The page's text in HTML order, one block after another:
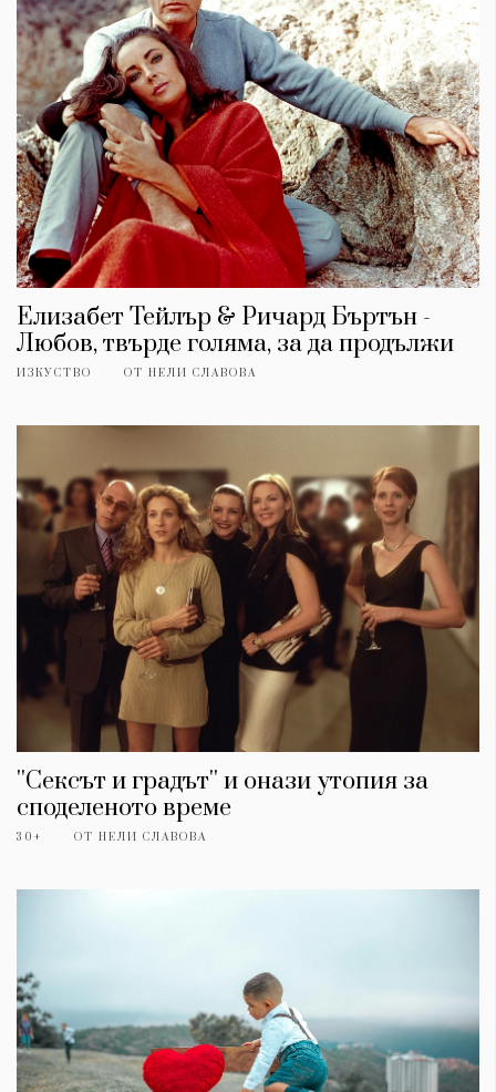
Елизабет Тейлър & Ричард Бъртън -
Любов, твърде голяма, за да продължи
ИЗКУСТВО ОТ НЕЛИ СЛАВОВА
''Сексът и градът'' и онази утопия за
споделеното време
30+ ОТ НЕЛИ СЛАВОВА
Wine&Dine
Подкасти
Мода
Dialogue
Изкуство
Условия за
ползване
За нас
Реклама
Политика за